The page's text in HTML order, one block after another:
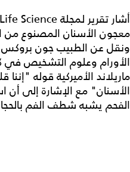
معجون الأسنان المصنوع من
ونقل عن الطبيب جون
الأورام وعلوم التشخيص
ماريلاند الأميركية قوله
الأسنان" مع الإشارة إلى
الفحم يشبه شطف الفم